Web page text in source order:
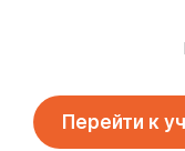
Перейти к